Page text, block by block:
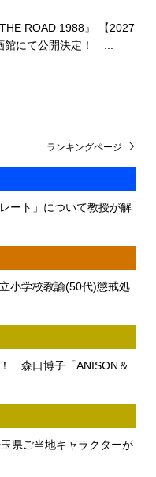
ROAD 1988』 【2027
館にて公開決定！ ...
ート」について教授が解
小学校教諭(50代)懲戒処
森口博子「ANISON＆
県ご当地キャラクターが
ランキングページ